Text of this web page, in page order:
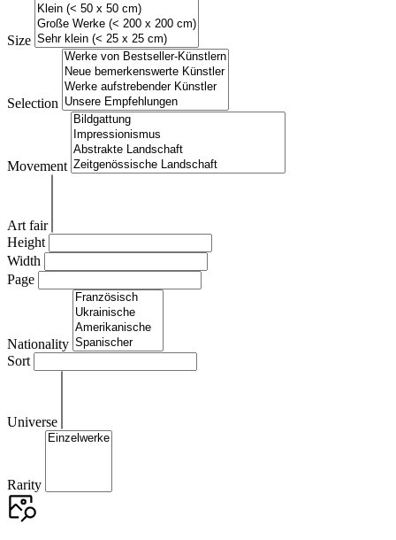
Size
Selection
Movement
Art fair
Height
Width
Page
Nationality
Sort
Universe
Rarity